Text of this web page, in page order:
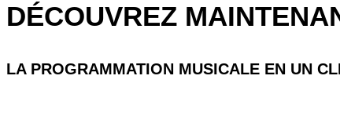
DÉCOUVREZ
LA PROGRAMMATION MUSICALE EN UN